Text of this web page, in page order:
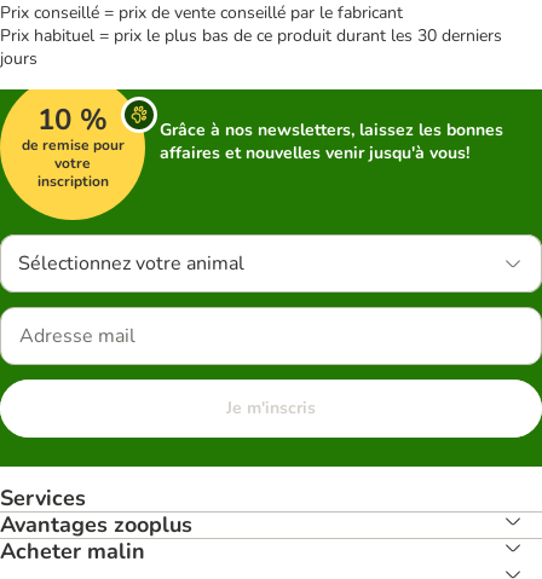
Prix conseillé = prix de vente conseillé par le fabricant
Prix habituel = prix le plus bas de ce produit durant les 30 derniers
jours
10 %
de remise pour
votre
inscription
Grâce à nos newsletters, laissez les bonnes
affaires et nouvelles venir jusqu'à vous!
Sélectionnez votre animal
Je m'inscris
Services
Avantages zooplus
Acheter malin